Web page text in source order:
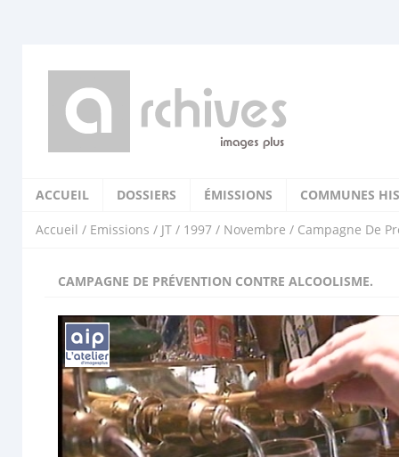
ACCUEIL DOSSIERS ÉMISSIONS COMMUNES
Accueil / Emissions / JT / 1997 / Novembre / Campagne De
CAMPAGNE DE PRÉVENTION CONTRE ALCOOLISME.